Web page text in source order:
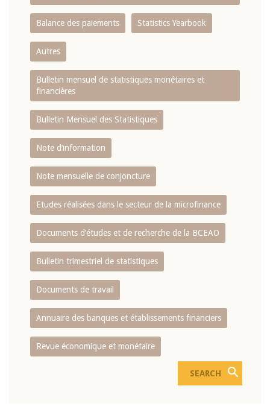
Balance des paiements Statistics Yearbook
Autres
Bulletin mensuel de statistiques monétaires et
financières
Bulletin Mensuel des Statistiques
Note d’information
Note mensuelle de conjoncture
Etudes réalisées dans le secteur de la microfinance
Documents d’études et de recherche de la BCEAO
Bulletin trimestriel de statistiques
Documents de travail
Annuaire des banques et établissements financiers
Revue économique et monétaire